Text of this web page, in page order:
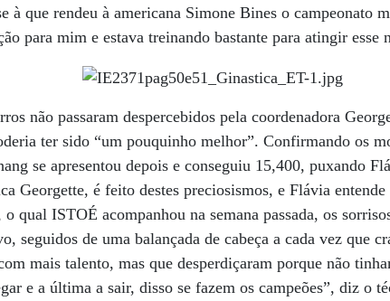
à que rendeu à americana Simone Bines o campeonato
para mim e estava treinando bastante para atingir esse
não passaram despercebidos pela coordenadora
ter sido “um pouquinho melhor”. Confirmando os
se apresentou depois e conseguiu 15,400, puxando
Georgette, é feito destes preciosismos, e Flávia
qual ISTOÉ acompanhou na semana passada, os
seguidos de uma balançada de cabeça a cada vez que
mais talento, mas que desperdiçaram porque não
e a última a sair, disso se fazem os campeões”, diz o